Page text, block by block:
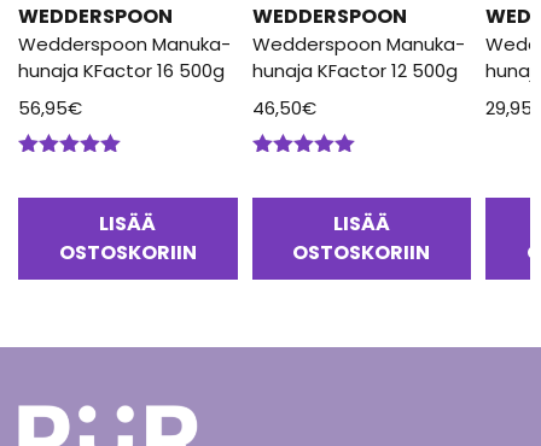
WEDDERSPOON
Wedderspoon Manuka-
hunaja KFactor 16 500g
56,95€
LISÄÄ
OSTOSKORIIN
WEDDERSPOON
Wedderspoon Manuka-
hunaja KFactor 12 500g
46,50€
LISÄÄ
OSTOSKORIIN
29,95